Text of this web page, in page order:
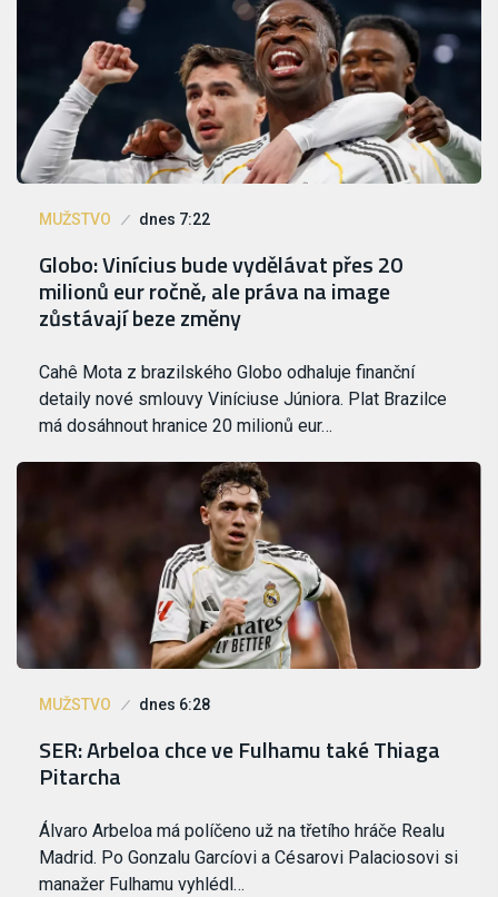
MUŽSTVO dnes 7:22
Globo: Vinícius bude vydělávat přes 20
milionů eur ročně, ale práva na image
zůstávají beze změny
Cahê Mota z brazilského Globo odhaluje finanční
detaily nové smlouvy Viníciuse Júniora. Plat Brazilce
má dosáhnout hranice 20 milionů eur…
MUŽSTVO dnes 6:28
SER: Arbeloa chce ve Fulhamu také Thiaga
Pitarcha
Álvaro Arbeloa má políčeno už na třetího hráče Realu
Madrid. Po Gonzalu Garcíovi a Césarovi Palaciosovi si
manažer Fulhamu vyhlédl…